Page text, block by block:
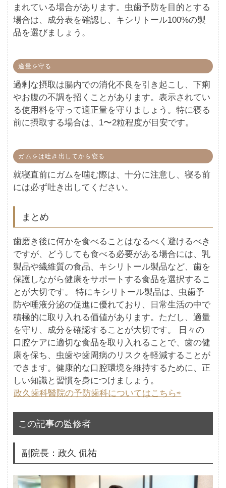
まれている場合があります。虫歯予防を目的とする
場合は、成分表を確認し、キシリトール100%の製
品を選びましょう。
適量を守る
過剰な摂取は腸内での消化不良を引き起こし、下痢
やお腹の不調を招くことがあります。表示されてい
る使用料を守って適正量を守りましょう。特に寝る
前に摂取する場合は、1〜2粒程度が目安です。
ガムをは吐き出してから寝る
就寝直前にガムを噛む際は、十分に注意し、寝る前
には必ず吐き出してください。
まとめ
歯磨き後に何かを食べることはなるべく避けるべき
ですが、どうしても食べる必要がある場合には、乳
製品や繊維質の食品、キシリトール製品など、歯を
保護しながら健康をサポートする食品を選択するこ
とが大切です。 特にキシリトール製品は、虫歯予
防や唾液分泌の促進に優れており、日常生活の中で
積極的に取り入れる価値があります。ただし、適量
を守り、成分を確認することが大切です。 日々の
口腔ケアに適切な食品を取り入れることで、歯の健
康を保ち、虫歯や歯周病のリスクを軽減することが
できます。健康的な口腔環境を維持するために、正
しい知識と習慣を身につけましょう。
政久歯科醫院の予防歯科についてはこちら⇨
この記事の監修者
副院長：政久 侃祐